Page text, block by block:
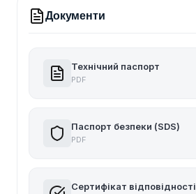
Документи
Технічний паспорт
PDF
Паспорт безпеки (SDS)
PDF
Сертифікат відповідності